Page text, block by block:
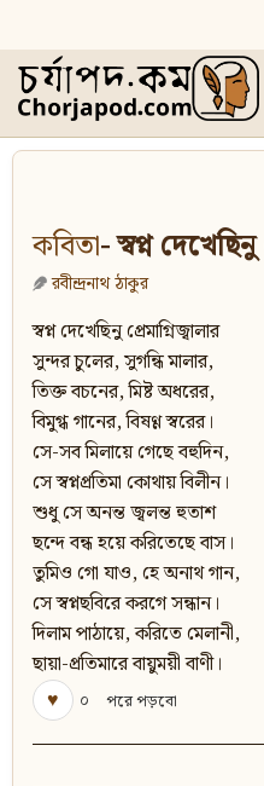
কবিতা- স্বপ্ন দেখেছিনু
রবীন্দ্রনাথ ঠাকুর
স্বপ্ন দেখেছিনু প্রেমাগ্নিজ্বালার
সুন্দর চুলের, সুগন্ধি মালার,
তিক্ত বচনের, মিষ্ট অধরের,
বিমুগ্ধ গানের, বিষণ্ণ স্বরের।
সে-সব মিলায়ে গেছে বহুদিন,
সে স্বপ্নপ্রতিমা কোথায় বিলীন।
শুধু সে অনন্ত জ্বলন্ত হুতাশ
ছন্দে বন্ধ হয়ে করিতেছে বাস।
তুমিও গো যাও, হে অনাথ গান,
সে স্বপ্নছবিরে করগে সন্ধান।
দিলাম পাঠায়ে, করিতে মেলানী,
ছায়া-প্রতিমারে বায়ুময়ী বাণী।
♥
০ পরে পড়বো